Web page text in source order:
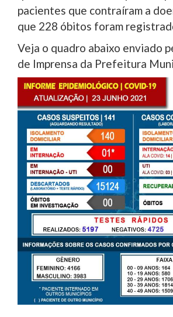
pacientes que contraíram a
que 228 óbitos foram
Veja o quadro abaixo enviado
de Imprensa da Prefeitura